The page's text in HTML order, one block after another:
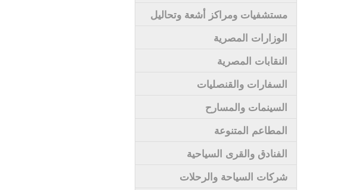
مستشفيات ومراكز أشعة وتحاليل
الوزارات المصرية
النقابات المصرية
السفارات والقنصليات
السينمات والمسارح
المطاعم المتنوعة
الفنادق والقرى السياحية
شركات السياحة والرحلات